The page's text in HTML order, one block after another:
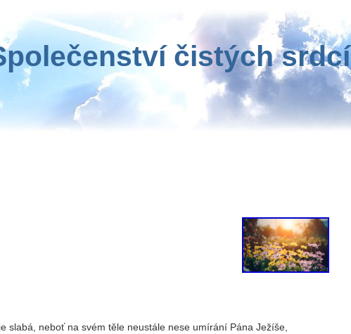
čistých srdcí
slabá, neboť na svém těle neustále nese umírání Pána Ježíše,